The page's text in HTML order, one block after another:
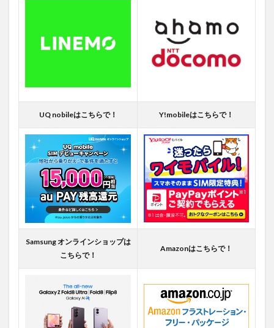
UQ nobileはこちらで！ Y!mobileはこちらで！
Samsung オンラインショップは
こちらで！
Amazonはこちらで！